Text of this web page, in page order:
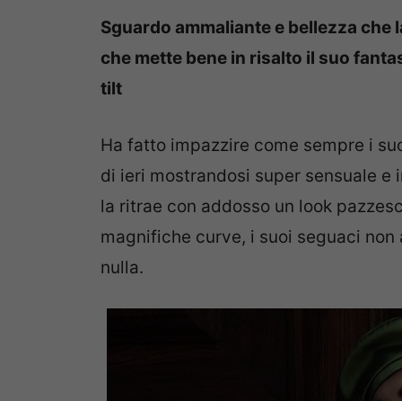
Sguardo ammaliante e bellezza
che mette bene in risalto il suo
tilt
Ha fatto impazzire come sempre i
di ieri mostrandosi super sensuale
la ritrae con addosso un look
magnifiche curve, i suoi seguaci non
nulla.